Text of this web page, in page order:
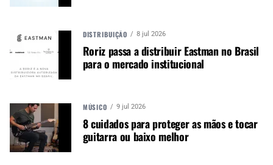
PRÓXIMO
Funktion-One apresenta suas caixas mais compactas
NÃO PERCA
DISTRIBUIÇÃO 8 jul 2026
Roriz passa a distribuir Eastman no Brasil
para o mercado institucional
MÚSICO 9 jul 2026
8 cuidados para proteger as mãos e tocar
guitarra ou baixo melhor